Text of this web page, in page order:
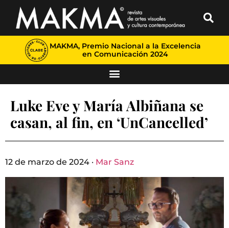
MAKMA, Premio Nacional a la Excelencia
en Comunicación 2024
Luke Eve y María Albiñana se
casan, al fin, en ‘UnCancelled’
12 de marzo de 2024 · Mar Sanz